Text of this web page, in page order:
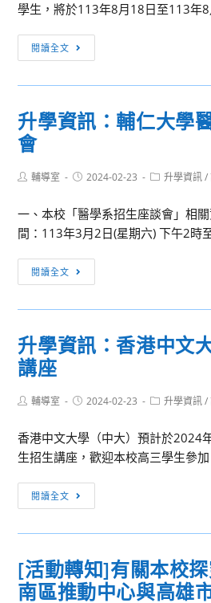
學生，將於113年8月18日至113年
閱讀全文
華
大
第
清
梅
貽
琦
營
升學資訊：輔仁大學
會
Post輔導室
Post2024-02-23
Post升學資訊 /
一、本校「醫學系招生座談會」相
間：113年3月2日(星期六) 下午2時
閱讀全文
學
資
輔
學
學
系
招
談
升學資訊：香港中文
講座
Post輔導室
Post2024-02-23
Post升學資訊 /
香港中文大學（中大）預計於2024
生招生講座，歡迎本校高三學生參
閱讀全文
學
資
香
港
[活動轉知]有關本校
南區推動中心與高雄